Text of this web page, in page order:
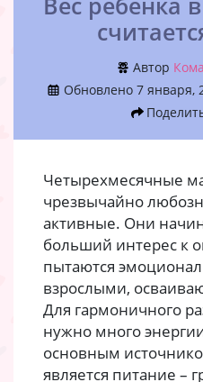
Вес ребенка
Автор
Обновлено 7 января,
Четырехмесячные
чрезвычайно
активные. Они
больший интерес к
пытаются
взрослыми,
Для гармоничного
нужно много
основным
является питание –